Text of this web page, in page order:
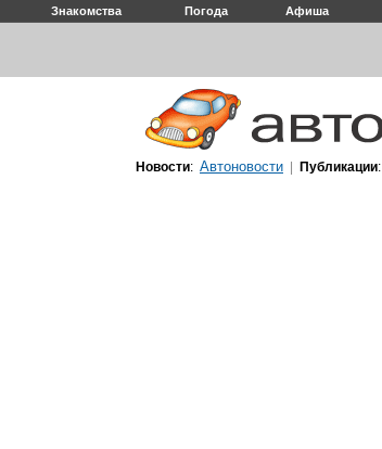
Знакомства Погода Афиша
Новости: Автоновости Публикации: